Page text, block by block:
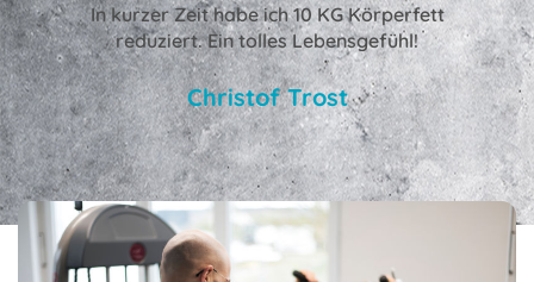
In kurzer Zeit habe ich 10 KG Körperfett
reduziert. Ein tolles Lebensgefühl!
Christof Trost